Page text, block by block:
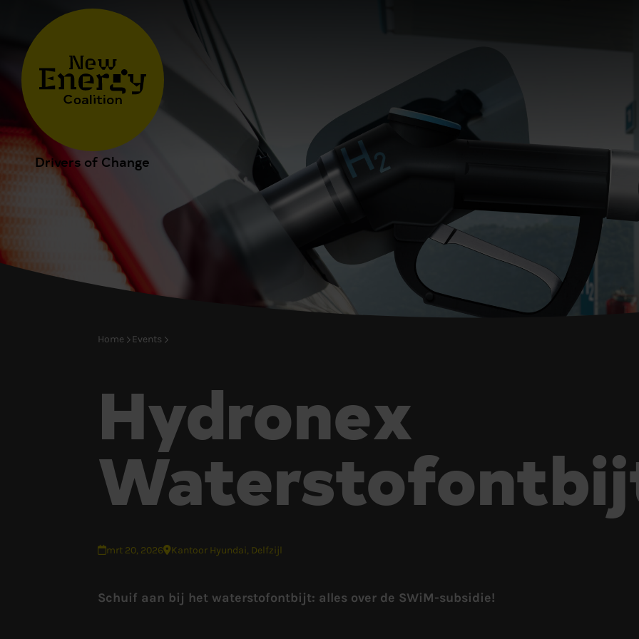
Drivers of Change
Home Events
Hydronex
mrt 20, 2026 Kantoor Hyundai, Delfzijl
Schuif aan bij het waterstofontbijt: alles over de SWiM-subsidie!